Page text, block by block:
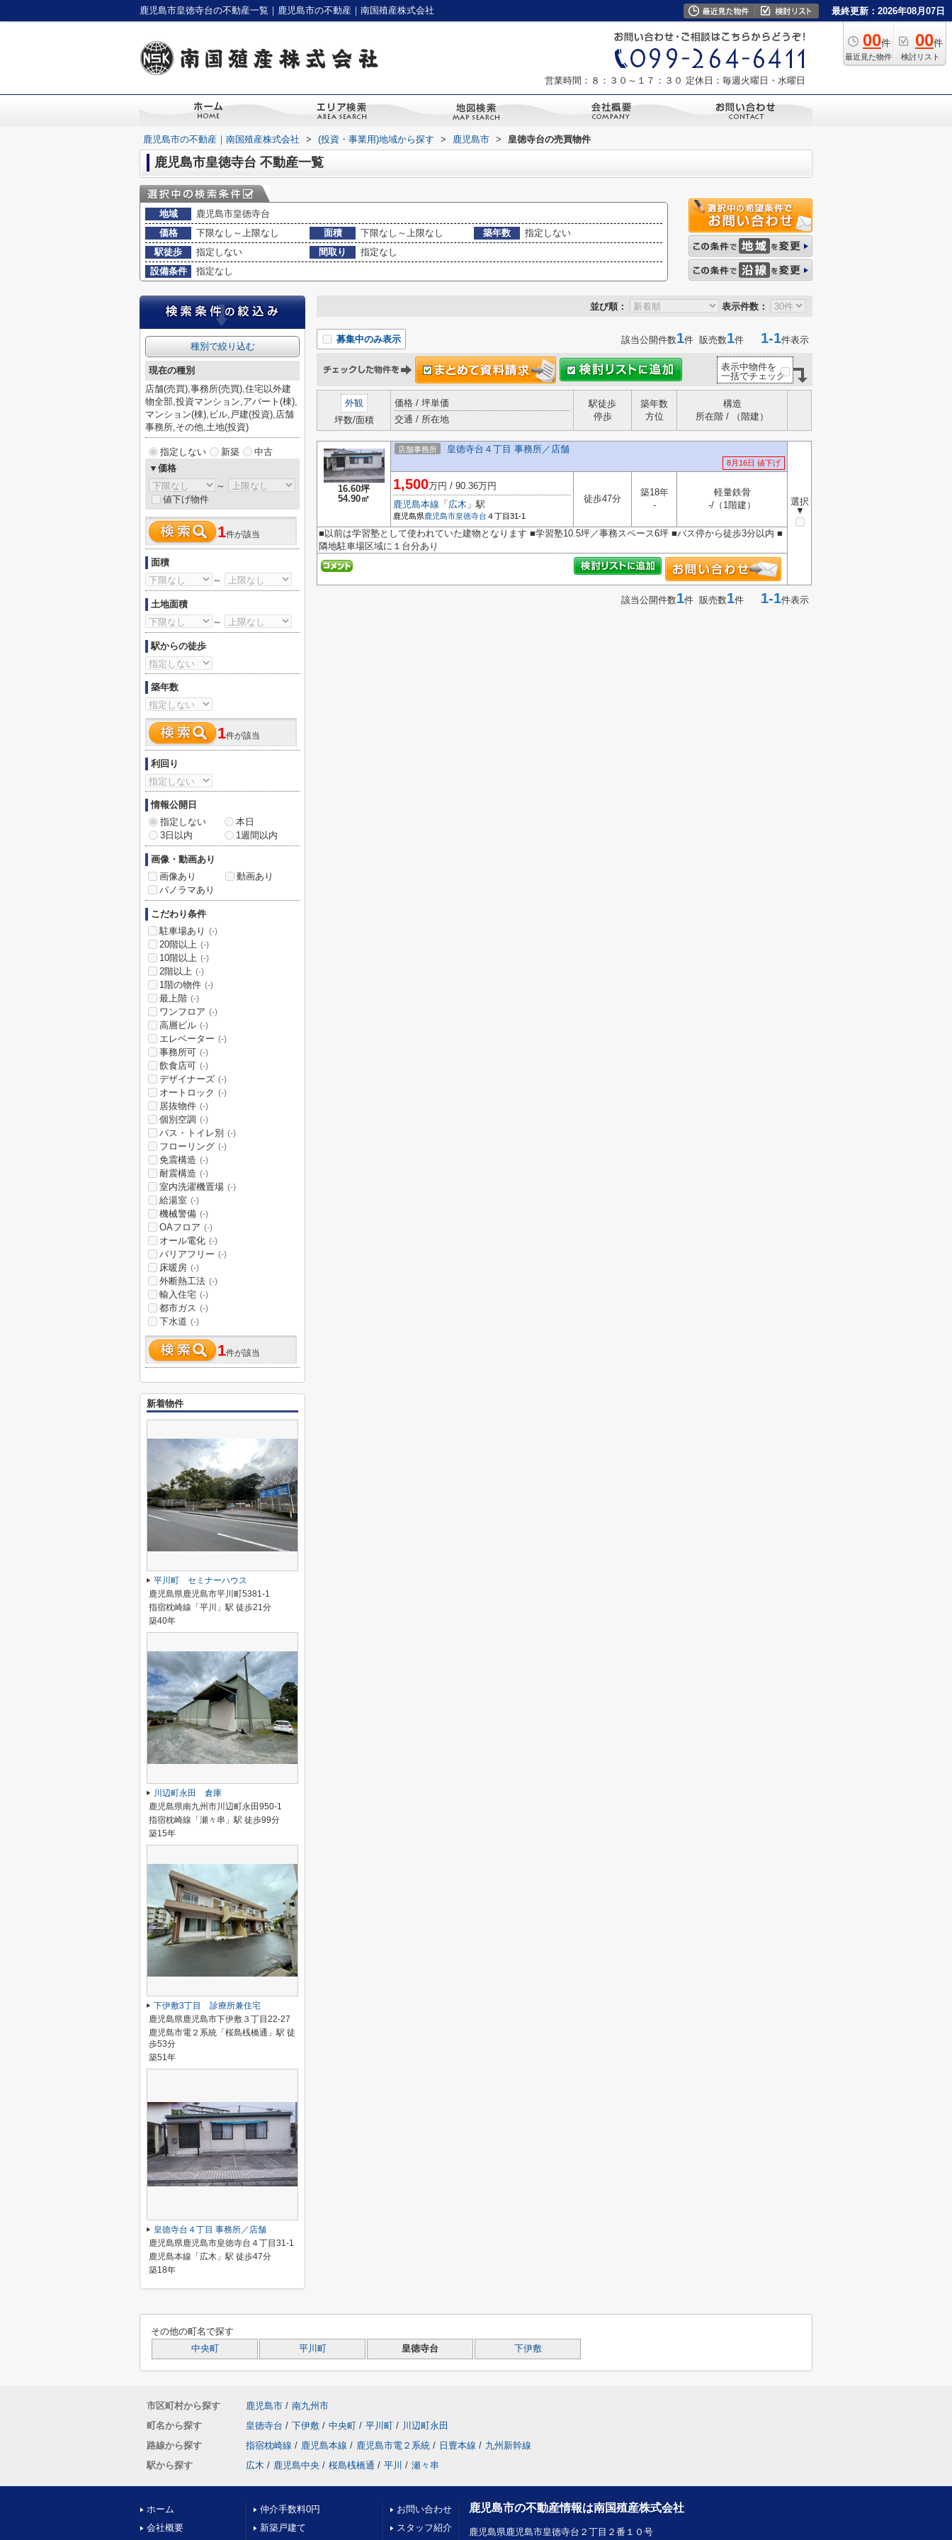
鹿児島市皇徳寺台の不動産一覧｜鹿児島市の不動産｜南国殖産株式会社 最終更新：2026年08月07日
00件
最近見た物件
00件
検討リスト
営業時間：８：３０～１７：３０ 定休日：毎週火曜日・水曜日
鹿児島市の不動産｜南国殖産株式会社 > (投資・事業用)地域から探す > 鹿児島市 > 皇徳寺台の売買物件
鹿児島市皇徳寺台 不動産一覧
地域
鹿児島市皇徳寺台
価格
下限なし～上限なし 面積 下限なし～上限なし 築年数
指定しない
駅徒歩
指定しない 間取り
指定なし
設備条件
指定なし
並び順： 表示件数：
募集中のみ表示 該当公開件数1件 販売数1件 1-1件表示
表示中物件を
一括でチェック
外観
坪数/面積
価格 / 坪単価
交通 / 所在地
駅徒歩
停歩
築年数
方位
構造
所在階 / （階建）
16.60坪
54.90㎡
店舗事務所 皇徳寺台４丁目 事務所／店舗
8月16日 値下げ
選択
▼
1,500万円 / 90.36万円
鹿児島本線 「 広木 」駅
鹿児島県鹿児島市皇徳寺台 ４丁目31-1
徒歩47分
築18年
-
軽量鉄骨
-/（1階建）
■以前は学習塾として使われていた建物となります ■学習塾10.5坪／事務スペース6坪 ■バス停から徒歩3分以内 ■
隣地駐車場区域に１台分あり
該当公開件数1件 販売数1件 1-1件表示
種別で絞り込む
現在の種別
店舗(売買),事務所(売買),住宅以外建
物全部,投資マンション,アパート(棟),
マンション(棟),ビル,戸建(投資),店舗
事務所,その他,土地(投資)
指定しない 新築
中古
▼価格
～
値下げ物件
1件が該当
面積
～
土地面積
～
駅からの徒歩
築年数
1件が該当
利回り
情報公開日
指定しない
本日
3日以内
1週間以内
画像・動画あり
画像あり
動画あり
パノラマあり
こだわり条件
駐車場あり
(-)
20階以上 (-)
10階以上 (-)
2階以上 (-)
1階の物件 (-)
最上階 (-)
ワンフロア (-)
高層ビル (-)
エレベーター (-)
事務所可 (-)
飲食店可 (-)
デザイナーズ (-)
オートロック (-)
居抜物件 (-)
個別空調 (-)
バス・トイレ別 (-)
フローリング (-)
免震構造 (-)
耐震構造 (-)
室内洗濯機置場 (-)
給湯室 (-)
機械警備 (-)
OAフロア (-)
オール電化 (-)
バリアフリー (-)
床暖房 (-)
外断熱工法 (-)
輸入住宅 (-)
都市ガス (-)
下水道 (-)
1件が該当
新着物件
平川町 セミナーハウス
鹿児島県鹿児島市平川町5381-1
指宿枕崎線「平川」駅 徒歩21分
築40年
川辺町永田 倉庫
鹿児島県南九州市川辺町永田950-1
指宿枕崎線「瀬々串」駅 徒歩99分
築15年
下伊敷3丁目 診療所兼住宅
鹿児島県鹿児島市下伊敷３丁目22-27
鹿児島市電２系統「桜島桟橋通」駅 徒
歩53分
築51年
皇徳寺台４丁目 事務所／店舗
鹿児島県鹿児島市皇徳寺台４丁目31-1
鹿児島本線「広木」駅 徒歩47分
築18年
その他の町名で探す
中央町 平川町 皇徳寺台 下伊敷
市区町村から探す 鹿児島市 / 南九州市
町名から探す
皇徳寺台 / 下伊敷 / 中央町 / 平川町 / 川辺町永田
路線から探す
指宿枕崎線 / 鹿児島本線 / 鹿児島市電２系統 / 日豊本線 / 九州新幹線
駅から探す
広木 / 鹿児島中央 / 桜島桟橋通 / 平川 / 瀬々串
ホーム
会社概要
仲介手数料0円
新築戸建て
お問い合わせ
スタッフ紹介
鹿児島市の不動産情報は南国殖産株式会社
鹿児島県鹿児島市皇徳寺台２丁目２番１０号